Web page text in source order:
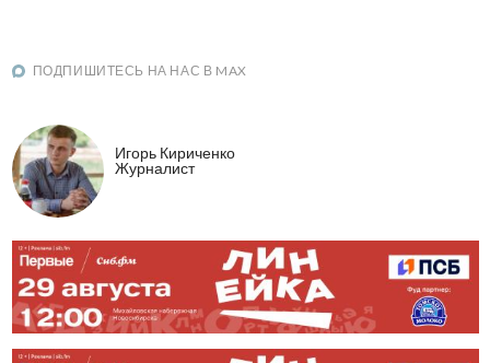
ПОДПИШИТЕСЬ НА НАС В MAX
Игорь Кириченко
Журналист